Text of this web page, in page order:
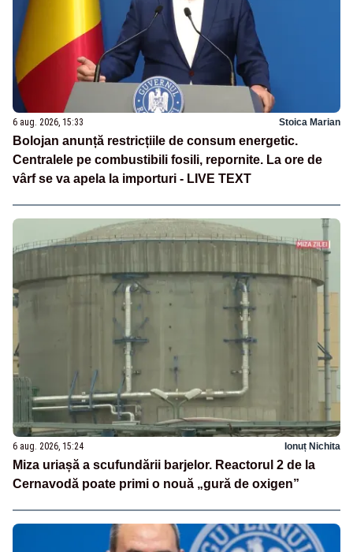
6 aug. 2026, 15:33 Stoica Marian
Bolojan anunță restricțiile de consum energetic.
Centralele pe combustibili fosili, repornite. La ore de
vârf se va apela la importuri - LIVE TEXT
6 aug. 2026, 15:24 Ionuț Nichita
Miza uriașă a scufundării barjelor. Reactorul 2 de la
Cernavodă poate primi o nouă „gură de oxigen”